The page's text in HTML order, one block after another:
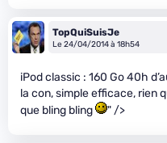
TopQuiSuisJe
Le 24/04/2014 à 18h54
iPod classic : 160 Go 40h
la con, simple efficace, rien
que bling bling
" />